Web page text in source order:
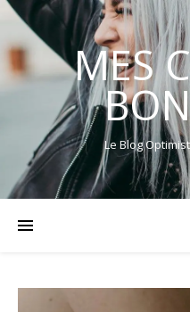
MES
Le Blog